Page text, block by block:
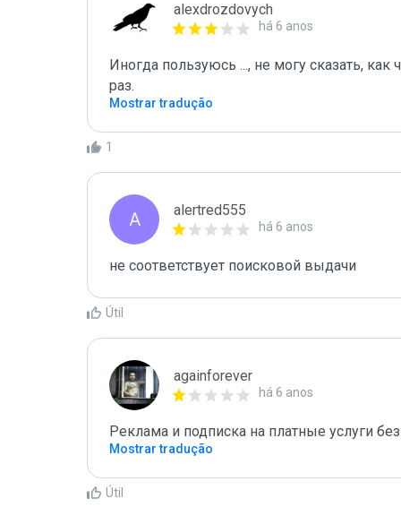
alexdrozdovych
há 6 anos
Иногда пользуюсь ..., не могу сказать,
раз.
Mostrar tradução
1
A alertred555
há 6 anos
не соответствует поисковой выдачи
Útil
againforever
há 6 anos
Реклама и подписка на платные услуги
Mostrar tradução
Útil